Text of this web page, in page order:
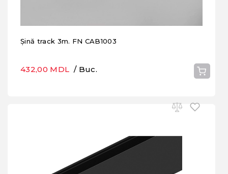
Șină track 3m. FN CAB1003
432,00 MDL / Buc.